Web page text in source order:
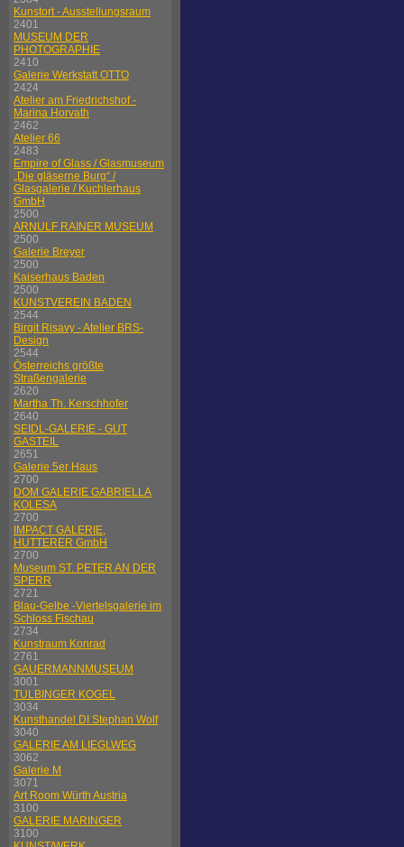
Kunstort - Ausstellungsraum
2401
MUSEUM DER
PHOTOGRAPHIE
2410
Galerie Werkstatt OTTO
2424
Atelier am Friedrichshof -
Marina Horvath
2462
Atelier 66
2483
Empire of Glass / Glasmuseum
„Die gläserne Burg“ /
Glasgalerie / Kuchlerhaus
GmbH
2500
ARNULF RAINER MUSEUM
2500
Galerie Breyer
2500
Kaiserhaus Baden
2500
KUNSTVEREIN BADEN
2544
Birgit Risavy - Atelier BRS-
Design
2544
Österreichs größte
Straßengalerie
2620
Martha Th. Kerschhofer
2640
SEIDL-GALERIE - GUT
GASTEIL
2651
Galerie 5er Haus
2700
DOM GALERIE GABRIELLA
KOLESA
2700
IMPACT GALERIE,
HUTTERER GmbH
2700
Museum ST. PETER AN DER
SPERR
2721
Blau-Gelbe -Viertelsgalerie im
Schloss Fischau
2734
Kunstraum Konrad
2761
GAUERMANNMUSEUM
3001
TULBINGER KOGEL
3034
Kunsthandel DI Stephan Wolf
3040
GALERIE AM LIEGLWEG
3062
Galerie M
3071
Art Room Würth Austria
3100
GALERIE MARINGER
3100